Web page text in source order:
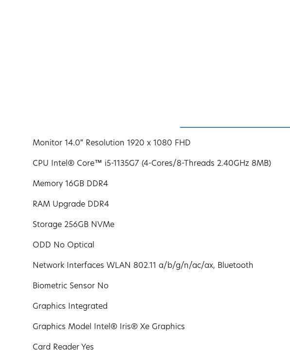
Monitor 14.0″ Resolution 1920 x 1080 FHD
CPU Intel® Core™ i5-1135G7 (4-Cores/8-Threads 2.40GHz 8MB)
Memory 16GB DDR4
RAM Upgrade DDR4
Storage 256GB NVMe
ODD No Optical
Network Interfaces WLAN 802.11 a/b/g/n/ac/ax, Bluetooth
Biometric Sensor No
Graphics Integrated
Graphics Model Intel® Iris® Xe Graphics
Card Reader Yes